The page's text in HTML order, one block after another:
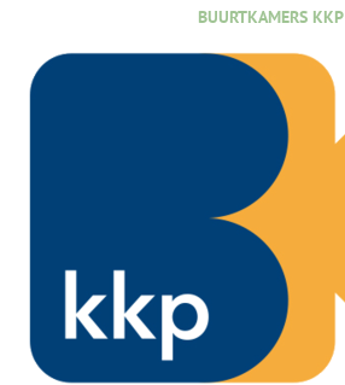
BUURTKAMERS KKP